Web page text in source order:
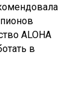
ALOHA
в